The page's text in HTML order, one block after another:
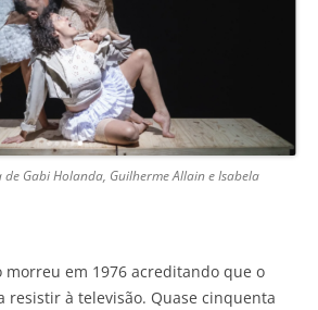
Gabi Holanda, Guilherme Allain e Isabela
morreu em 1976 acreditando que o
resistir à televisão. Quase cinquenta